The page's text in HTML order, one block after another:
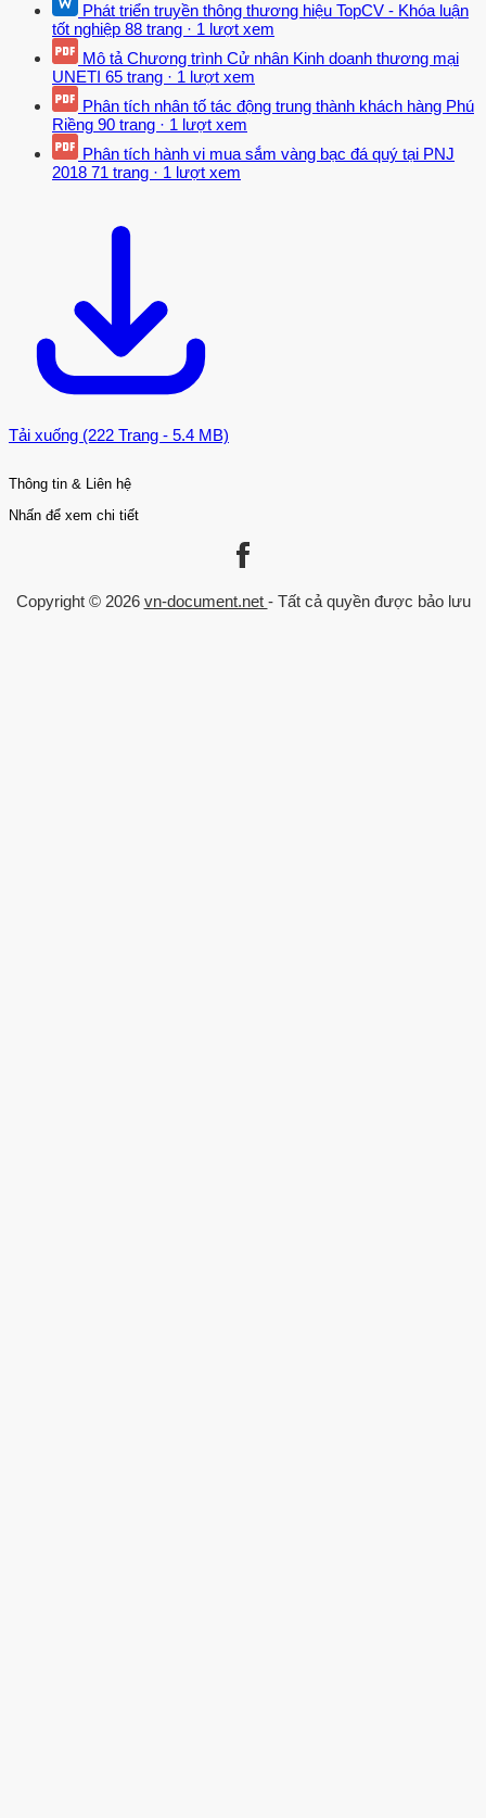
Phát triển truyền thông thương hiệu TopCV - Khóa luận
tốt nghiệp 88 trang · 1 lượt xem
Mô tả Chương trình Cử nhân Kinh doanh thương mại
UNETI 65 trang · 1 lượt xem
Phân tích nhân tố tác động trung thành khách hàng Phú
Riềng 90 trang · 1 lượt xem
Phân tích hành vi mua sắm vàng bạc đá quý tại PNJ
2018 71 trang · 1 lượt xem
Tải xuống (222 Trang - 5.4 MB)
Thông tin & Liên hệ
Nhấn để xem chi tiết
Trang chủ
Về chúng tôi
Kinh Tế - Quản Lý
Luận văn Thạc sĩ
Copyright © 2026 vn-document.net - Tất cả quyền được bảo lưu